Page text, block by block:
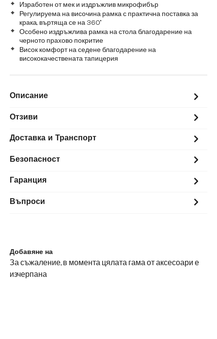
Изработен от мек и издръжлив микрофибър
Регулируема на височина рамка с практична поставка за
крака, въртяща се на 360°
Особено издръжлива рамка на стола благодарение на
черното прахово покритие
Висок комфорт на седене благодарение на
висококачествената тапицерия
Описание
Отзиви
Доставка и Транспорт
Безопасност
Гаранция
Въпроси
Добавяне на
За съжаление, в момента цялата гама от аксесоари е
изчерпана